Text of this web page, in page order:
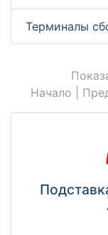
Терминалы
Начало |